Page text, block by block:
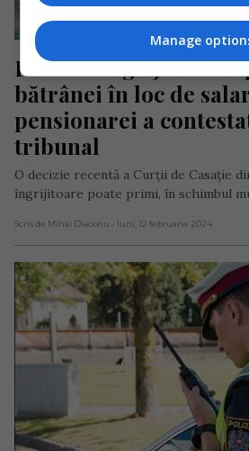
Italia: O îngrijitoare a
bătrânei în loc de
pensionarei a
tribunal
O decizie recentă a Curții de Casație
îngrijitoare poate primi, în schimbul
Scris de Mihai Diaconu - luni, 12 februarie 2024
Manage